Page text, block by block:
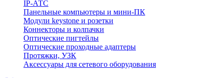
IP-АТС
Панельные компьютеры и мини-ПК
Модули keystone и розетки
Коннекторы и колпачки
Оптические пигтейлы
Оптические проходные адаптеры
Протяжки, УЗК
Аксессуары для сетевого оборудования